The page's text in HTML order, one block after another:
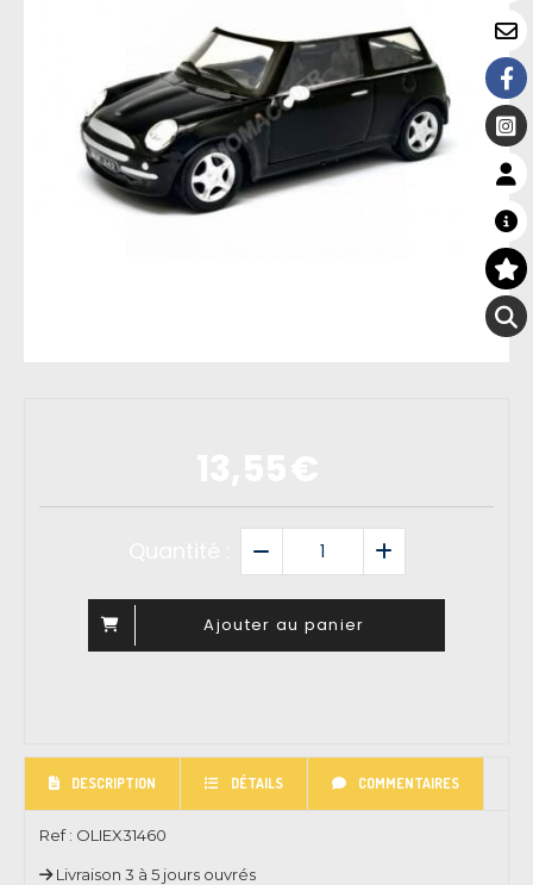
Ajouter au panier
DESCRIPTION DÉTAILS COMMENTAIRES
Ref : OLIEX31460
Livraison 3 à 5 jours ouvrés